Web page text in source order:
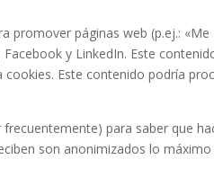
promover páginas web (p.ej.: «Me
y LinkedIn. Este
Este contenido podría
para saber que
son anonimizados lo máximo